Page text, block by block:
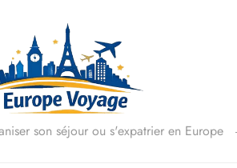
son séjour ou s'expatrier en Europe